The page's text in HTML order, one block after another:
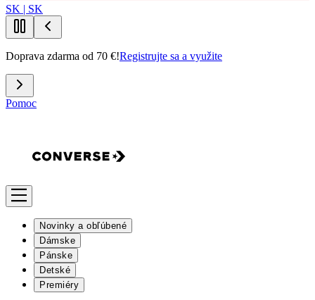
SK | SK
Doprava zdarma od 70 €!Registrujte sa a využite
Pomoc
Novinky a obľúbené
Dámske
Pánske
Detské
Premiéry